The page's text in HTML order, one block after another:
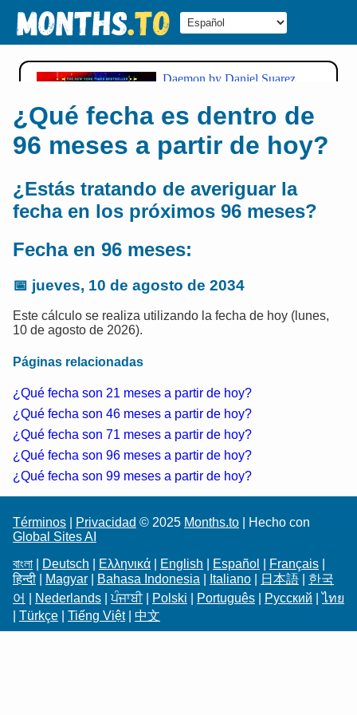
¿Qué fecha es dentro de
96 meses a partir de hoy?
¿Estás tratando de averiguar la
fecha en los próximos 96 meses?
Fecha en 96 meses:
📅 jueves, 10 de agosto de 2034
Este cálculo se realiza utilizando la fecha de hoy (lunes,
10 de agosto de 2026).
Páginas relacionadas
¿Qué fecha son 21 meses a partir de hoy?
¿Qué fecha son 46 meses a partir de hoy?
¿Qué fecha son 71 meses a partir de hoy?
¿Qué fecha son 96 meses a partir de hoy?
¿Qué fecha son 99 meses a partir de hoy?
Términos Privacidad © 2025 Months.to | Hecho con
Global Sites AI
বাংলা
Deutsch Ελληνικά English Español Français
हिन्दी
Magyar Bahasa Indonesia Italiano 日本語
한국
어
Nederlands |ਪੰਜਾਬੀ| Polski Português Русский |ไทย
Türkçe Tiếng Việt| 中文